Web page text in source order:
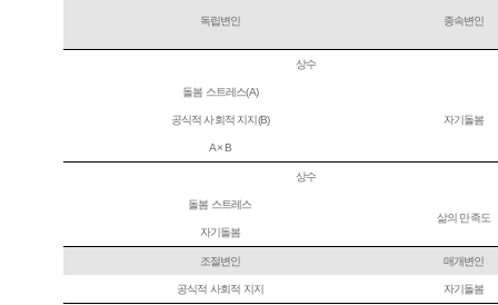
독립변인 종속변인
상수
돌봄 스트레스(A)
자기돌봄
공식적 사회적 지지(B)
A × B
상수
돌봄 스트레스
삶의 만족도
자기돌봄
조절변인 매개변인
공식적 사회적 지지
자기돌봄